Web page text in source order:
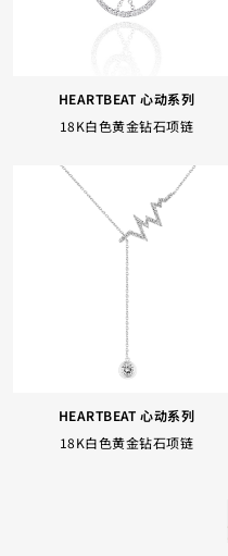
Facebook
HEARTBEAT 心动系列
18K白色黄金钻石项链
HEARTBEAT 心动系列
18K白色黄金钻石项链